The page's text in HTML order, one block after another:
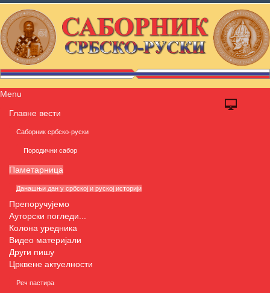
Menu
Главне вести
Саборник србско-руски
Породични сабор
Паметарница
Данашњи дан у србској и руској историји
Препоручујемо
Ауторски погледи...
Колона уредника
Видео материјали
Други пишу
Црквене актуелности
Реч пастира